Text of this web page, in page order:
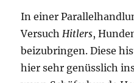
In einer
Versuch Hitlers,
beizubringen. Diese
hier sehr genüsslich